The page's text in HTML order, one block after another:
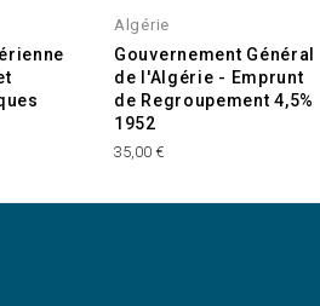
Algérie
Gouvernement Général
de l'Algérie - Emprunt
de Regroupement 4,5%
1952
35,00 €